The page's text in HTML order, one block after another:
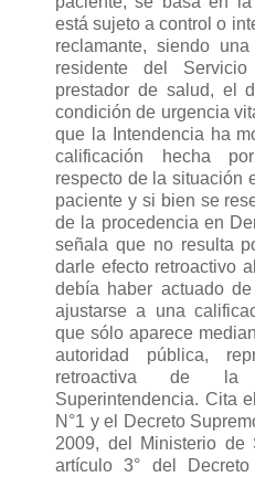
está sujeto a control o
reclamante, siendo
residente del
prestador de salud, el
condición de urgencia
que la Intendencia ha
calificación hecha
respecto de la situación
paciente y si bien se
de la procedencia en
señala que no resulta
darle efecto retroactivo
debía haber actuado
ajustarse a una
que sólo aparece
autoridad pública,
retroactiva de
Superintendencia. Cita
N°1 y el Decreto
2009, del Ministerio de
artículo 3° del